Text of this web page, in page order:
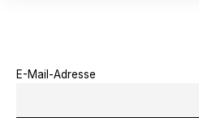
E-Mail-Adresse